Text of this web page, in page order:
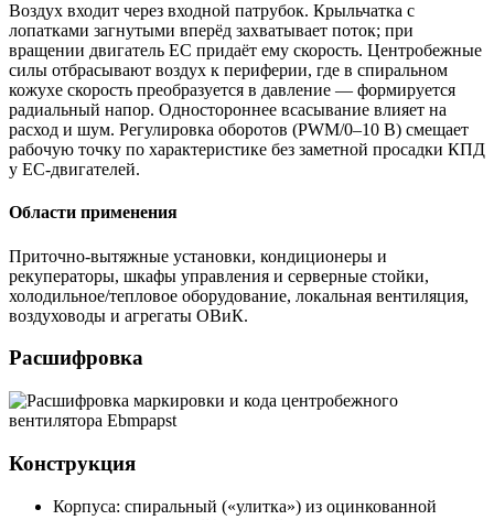
Воздух входит через входной патрубок. Крыльчатка с
лопатками загнутыми вперёд захватывает поток; при
вращении двигатель EC придаёт ему скорость. Центробежные
силы отбрасывают воздух к периферии, где в спиральном
кожухе скорость преобразуется в давление — формируется
радиальный напор. Одностороннее всасывание влияет на
расход и шум. Регулировка оборотов (PWM/0–10 В) смещает
рабочую точку по характеристике без заметной просадки КПД
у EC-двигателей.
Области применения
Приточно-вытяжные установки, кондиционеры и
рекуператоры, шкафы управления и серверные стойки,
холодильное/тепловое оборудование, локальная вентиляция,
воздуховоды и агрегаты ОВиК.
Расшифровка
Конструкция
Корпуса: спиральный («улитка») из оцинкованной